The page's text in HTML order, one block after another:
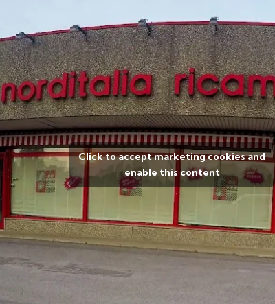
Click to accept marketing cookies and
enable this content